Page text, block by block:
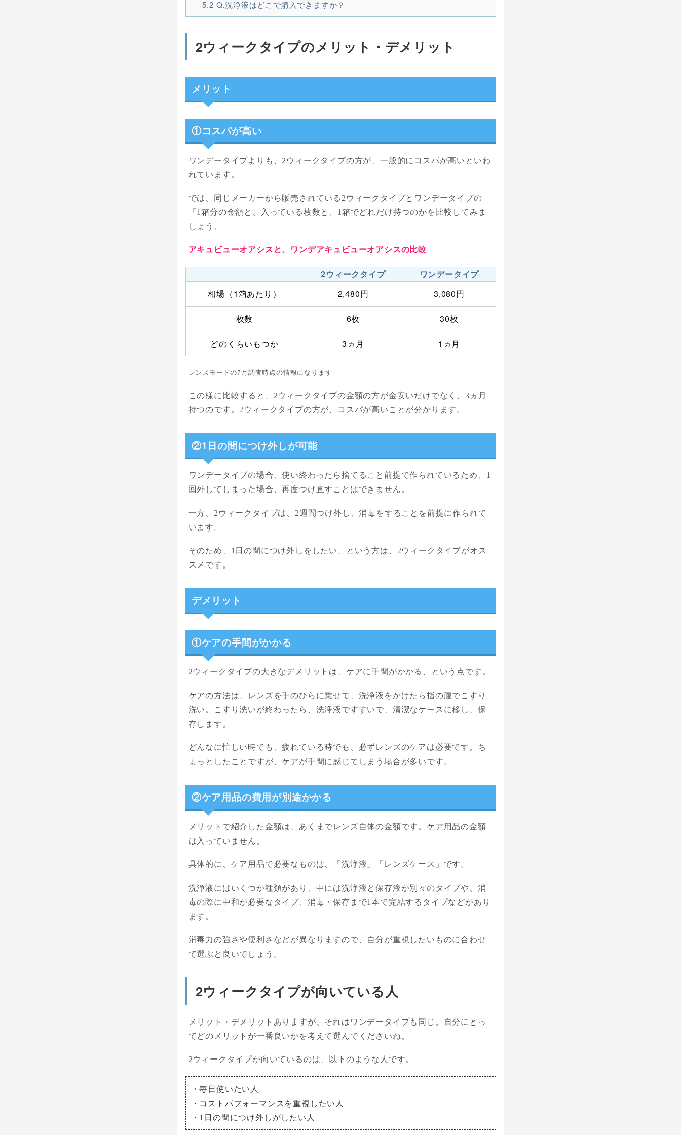
5.2 Q.洗浄液はどこで購入できますか？
2ウィークタイプのメリット・デメリット
メリット
①コスパが高い
ワンデータイプよりも、2ウィークタイプの方が、一般的にコスパが高いといわ
れています。
では、同じメーカーから販売されている2ウィークタイプとワンデータイプの
「1箱分の金額と、入っている枚数と、1箱でどれだけ持つのかを比較してみま
しょう。
アキュビューオアシスと、ワンデアキュビューオアシスの比較
2ウィークタイプ
ワンデータイプ
相場（1箱あたり）
2,480円 3,080円
枚数 6枚 30枚
どのくらいもつか 3ヵ月 1ヵ月
レンズモードの7月調査時点の情報になります
この様に比較すると、2ウィークタイプの金額の方が金安いだけでなく、3ヵ月
持つのです。2ウィークタイプの方が、コスパが高いことが分かります。
②1日の間につけ外しが可能
ワンデータイプの場合、使い終わったら捨てること前提で作られているため、1
回外してしまった場合、再度つけ直すことはできません。
一方、2ウィークタイプは、2週間つけ外し、消毒をすることを前提に作られて
います。
そのため、1日の間につけ外しをしたい、という方は、2ウィークタイプがオス
スメです。
デメリット
①ケアの手間がかかる
2ウィークタイプの大きなデメリットは、ケアに手間がかかる、という点です。
ケアの方法は、レンズを手のひらに乗せて、洗浄液をかけたら指の腹でこすり
洗い。こすり洗いが終わったら、洗浄液ですすいで、清潔なケースに移し、保
存します。
どんなに忙しい時でも、疲れている時でも、必ずレンズのケアは必要です。ち
ょっとしたことですが、ケアが手間に感じてしまう場合が多いです。
②ケア用品の費用が別途かかる
メリットで紹介した金額は、あくまでレンズ自体の金額です。ケア用品の金額
は入っていません。
具体的に、ケア用品で必要なものは、「洗浄液」「レンズケース」です。
洗浄液にはいくつか種類があり、中には洗浄液と保存液が別々のタイプや、消
毒の際に中和が必要なタイプ、消毒・保存まで1本で完結するタイプなどがあり
ます。
消毒力の強さや便利さなどが異なりますので、自分が重視したいものに合わせ
て選ぶと良いでしょう。
2ウィークタイプが向いている人
メリット・デメリットありますが、それはワンデータイプも同じ。自分にとっ
てどのメリットが一番良いかを考えて選んでくださいね。
2ウィークタイプが向いているのは、以下のような人です。
・毎日使いたい人
・コストパフォーマンスを重視したい人
・1日の間につけ外しがしたい人